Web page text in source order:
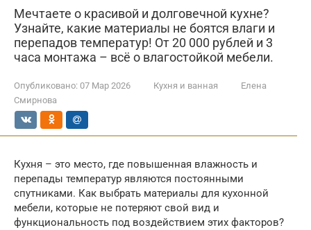
Мечтаете о красивой и долговечной кухне?
Узнайте, какие материалы не боятся влаги и
перепадов температур! От 20 000 рублей и 3
часа монтажа – всё о влагостойкой мебели.
Опубликовано: 07 Мар 2026 Кухня и ванная
Елена
Смирнова
Кухня – это место, где повышенная влажность и
перепады температур являются постоянными
спутниками. Как выбрать материалы для кухонной
мебели, которые не потеряют свой вид и
функциональность под воздействием этих факторов?